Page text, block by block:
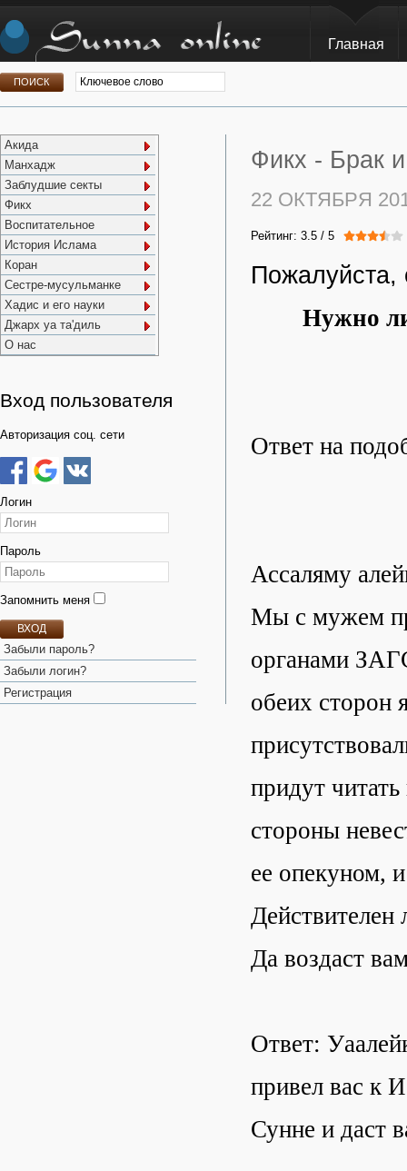
Главная
Акида
Манхадж
Заблудшие секты
Фикх
Воспитательное
История Ислама
Коран
Сестре-мусульманке
Хадис и его науки
Джарх уа та'диль
О нас
Вход пользователя
Авторизация соц. сети
Логин
Пароль
Запомнить меня
ВХОД
Забыли пароль?
Забыли логин?
Регистрация
Фикх - Брак
22 ОКТЯБРЯ
Рейтинг: 3.5 / 5
Пожалуйста,
Нужно
Ответ на
Ассаляму
Мы с мужем
органами
обеих сторон
придут
стороны
ее опекуном,
Действителен
Да воздаст
Ответ:
привел вас к
Сунне и даст